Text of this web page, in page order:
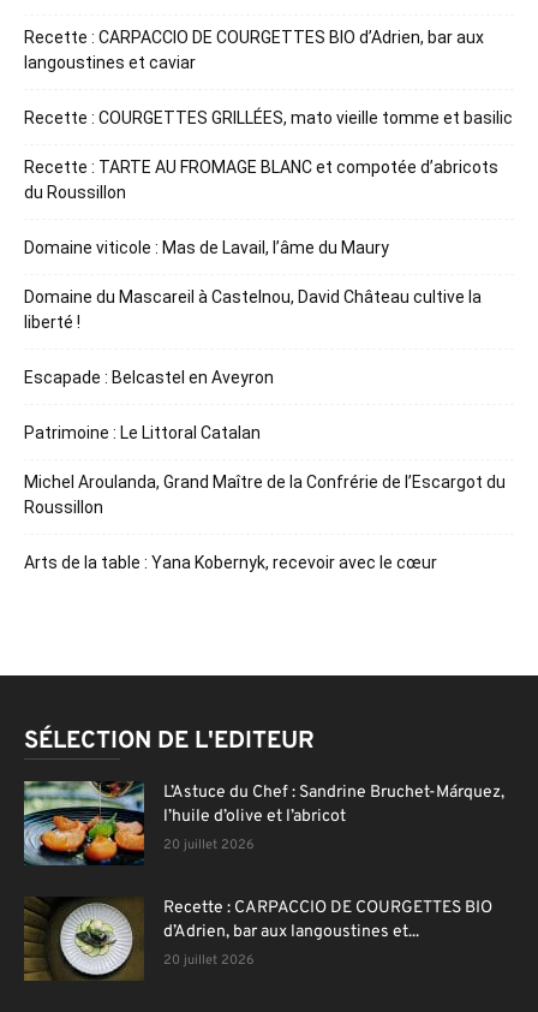
Recette : CARPACCIO DE COURGETTES BIO d’Adrien, bar aux
langoustines et caviar
Recette : COURGETTES GRILLÉES, mato vieille tomme et basilic
Recette : TARTE AU FROMAGE BLANC et compotée d’abricots
du Roussillon
Domaine viticole : Mas de Lavail, l’âme du Maury
Domaine du Mascareil à Castelnou, David Château cultive la
liberté !
Escapade : Belcastel en Aveyron
Patrimoine : Le Littoral Catalan
Michel Aroulanda, Grand Maître de la Confrérie de l’Escargot du
Roussillon
Arts de la table : Yana Kobernyk, recevoir avec le cœur
SÉLECTION DE L'EDITEUR
L’Astuce du Chef : Sandrine Bruchet-Márquez,
l’huile d’olive et l’abricot
20 juillet 2026
Recette : CARPACCIO DE COURGETTES BIO
d’Adrien, bar aux langoustines et...
20 juillet 2026